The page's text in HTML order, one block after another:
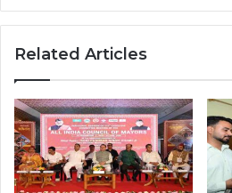
Related Articles